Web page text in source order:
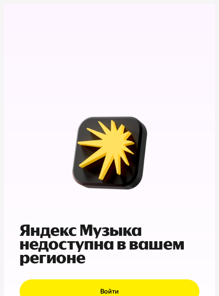
Яндекс Музыка
недоступна в вашем
регионе
Войти